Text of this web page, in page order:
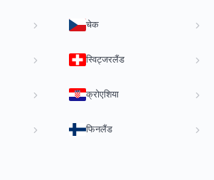
चेक
स्विट्जरलैंड
क्रोएशिया
फिनलैंड